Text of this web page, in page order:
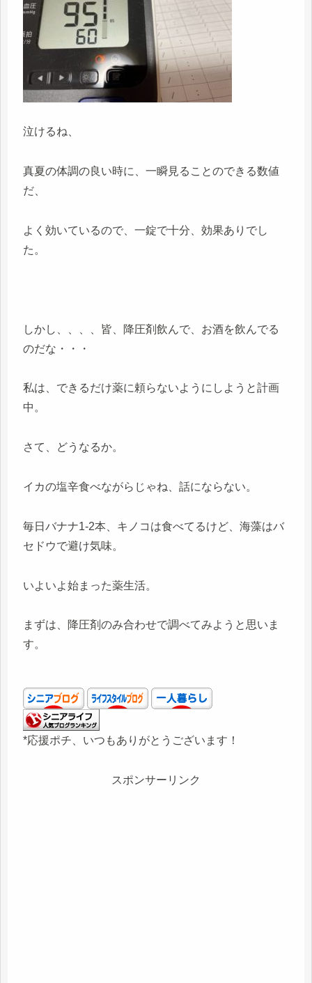
泣けるね、
真夏の体調の良い時に、一瞬見ることのできる数値
だ、
よく効いているので、一錠で十分、効果ありでし
た。
しかし、、、、皆、降圧剤飲んで、お酒を飲んでる
のだな・・・
私は、できるだけ薬に頼らないようにしようと計画
中。
さて、どうなるか。
イカの塩辛食べながらじゃね、話にならない。
毎日バナナ1-2本、キノコは食べてるけど、海藻はバ
セドウで避け気味。
いよいよ始まった薬生活。
まずは、降圧剤のみ合わせで調べてみようと思いま
す。
*応援ポチ、いつもありがとうございます！
スポンサーリンク